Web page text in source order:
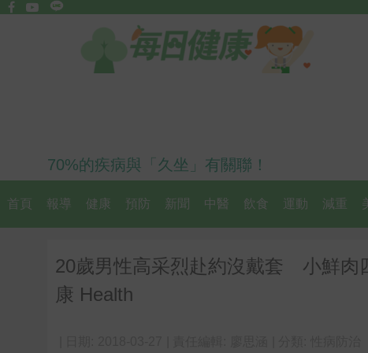
70%的疾病與「久坐」有關聯！
首頁 報導 健康 預防 新聞 中醫 飲食 運動 減重
20歲男性高采烈赴約沒戴套 小鮮肉
康 Health